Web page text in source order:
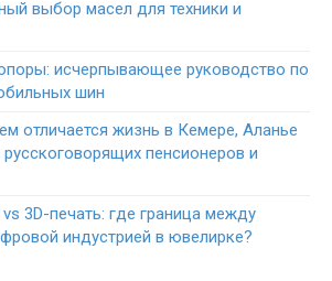
выбор масел для техники и
исчерпывающее руководство по
шин
отличается жизнь в Кемере, Аланье
пенсионеров и
3D-печать: где граница между
индустрией в ювелирке?